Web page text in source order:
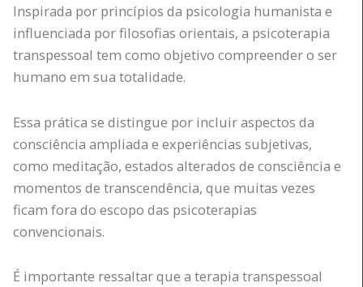
Inspirada por princípios da psicologia humanista e
influenciada por filosofias orientais, a psicoterapia
transpessoal tem como objetivo compreender o ser
humano em sua totalidade.
Essa prática se distingue por incluir aspectos da
consciência ampliada e experiências subjetivas,
como meditação, estados alterados de consciência e
momentos de transcendência, que muitas vezes
ficam fora do escopo das psicoterapias
convencionais.
É importante ressaltar que a terapia transpessoal